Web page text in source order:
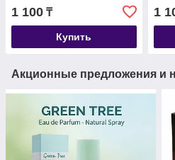
1 100 ₸
Купить
1
Акционные предложения и